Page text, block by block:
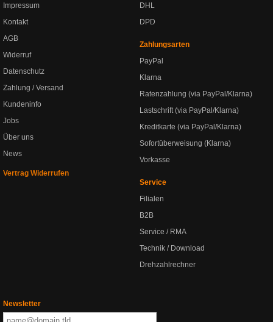
Impressum
Kontakt
AGB
Widerruf
Datenschutz
Zahlung / Versand
Kundeninfo
Jobs
Über uns
News
Vertrag Widerrufen
DHL
DPD
Zahlungsarten
PayPal
Klarna
Ratenzahlung (via PayPal/Klarna)
Lastschrift (via PayPal/Klarna)
Kreditkarte (via PayPal/Klarna)
Sofortüberweisung (Klarna)
Vorkasse
Service
Filialen
B2B
Service / RMA
Technik / Download
Drehzahlrechner
Newsletter